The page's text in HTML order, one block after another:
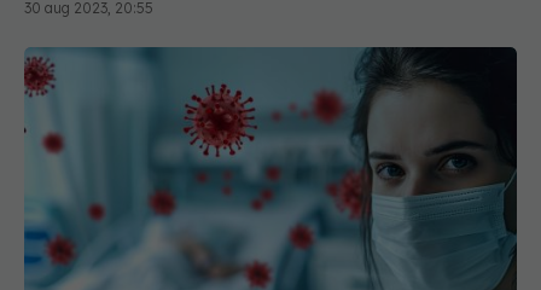
accelerare a unor fenomene care păreau să fie
30 aug 2023, 20:55